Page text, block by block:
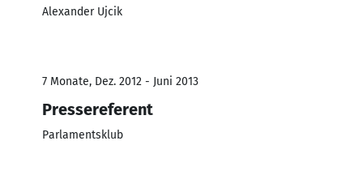
Alexander Ujcik
7 Monate, Dez. 2012 - Juni 2013
Pressereferent
Parlamentsklub